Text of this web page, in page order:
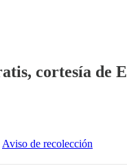
cortesía de
Aviso de recolección